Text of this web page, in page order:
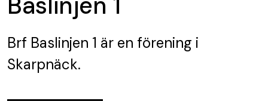
Brf Baslinjen 1 är en förening i
Skarpnäck.